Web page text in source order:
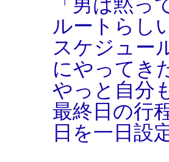
「男は黙
ルートらし
スケジュー
にやってき
やっと自分
最終日の行
日を一日設